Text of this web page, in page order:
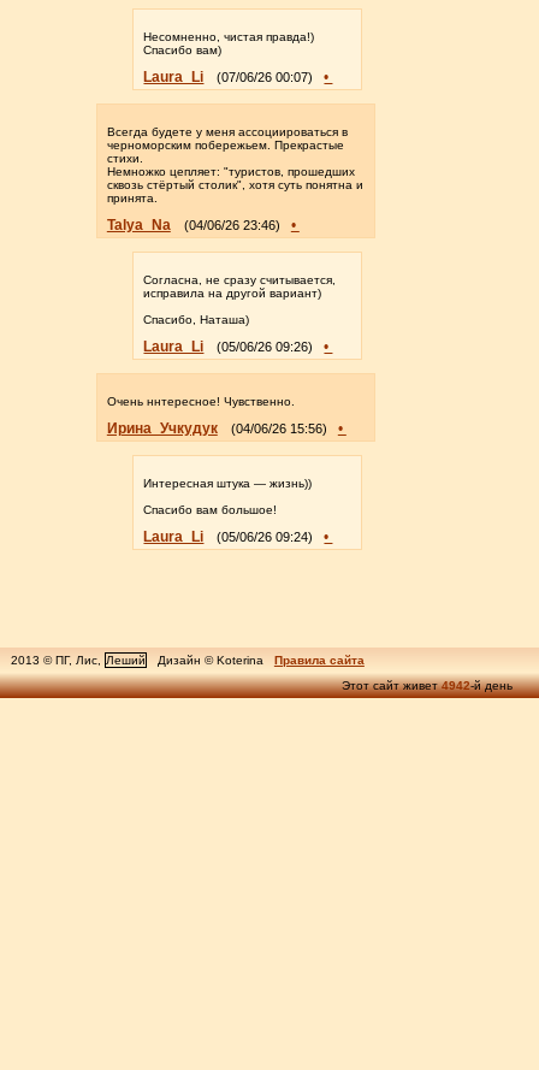
Несомненно, чистая правда!)
Спасибо вам)
Laura_Li (07/06/26 00:07) •
Всегда будете у меня ассоциироваться в
черноморским побережьем. Прекрастые
стихи.
Немножко цепляет: "туристов, прошедших
сквозь стёртый столик", хотя суть понятна и
принята.
Talya_Na (04/06/26 23:46) •
Согласна, не сразу считывается,
исправила на другой вариант)
Спасибо, Наташа)
Laura_Li (05/06/26 09:26) •
Очень ннтересное! Чувственно.
Ирина_Учкудук (04/06/26 15:56) •
Интересная штука — жизнь))
Спасибо вам большое!
Laura_Li (05/06/26 09:24) •
2013 © ПГ, Лис, Леший Дизайн © Koterina
Правила сайта
Этот сайт живет4942-й день